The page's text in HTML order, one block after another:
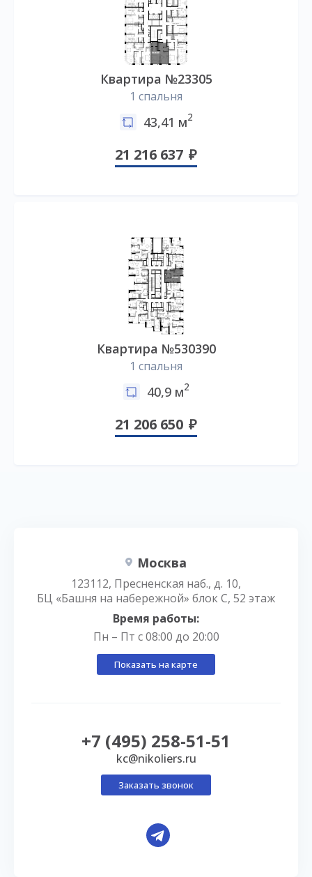
Квартира №23305
1 спальня
43,41 м2
21 216 637
Квартира №530390
1 спальня
40,9 м2
21 206 650
Москва
123112, Пресненская наб., д. 10,
БЦ «Башня на набережной» блок С, 52 этаж
Время работы:
Пн – Пт с 08:00 до 20:00
Показать на карте
+7 (495) 258-51-51
kc@nikoliers.ru
Заказать звонок